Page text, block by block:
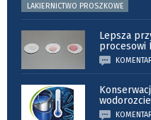
LAKIERNICTWO PROSZKOWE
Lepsza
procesowi